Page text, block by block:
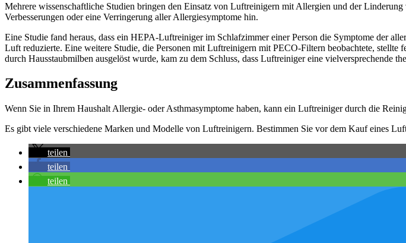
Mehrere wissenschaftliche Studien bringen den Einsatz von Luftreinigern mit Allergien und der
Verbesserungen oder eine Verringerung aller Allergiesymptome hin.
Eine Studie fand heraus, dass ein HEPA-Luftreiniger im Schlafzimmer einer Person die Symptome der
Luft reduzierte. Eine weitere Studie, die Personen mit Luftreinigern mit PECO-Filtern beobachtete,
durch Hausstaubmilben ausgelöst wurde, kam zu dem Schluss, dass Luftreiniger eine vielversprechende
Zusammenfassung
Wenn Sie in Ihrem Haushalt Allergie- oder Asthmasymptome haben, kann ein Luftreiniger durch die
Es gibt viele verschiedene Marken und Modelle von Luftreinigern. Bestimmen Sie vor dem Kauf eines
teilen
teilen
teilen